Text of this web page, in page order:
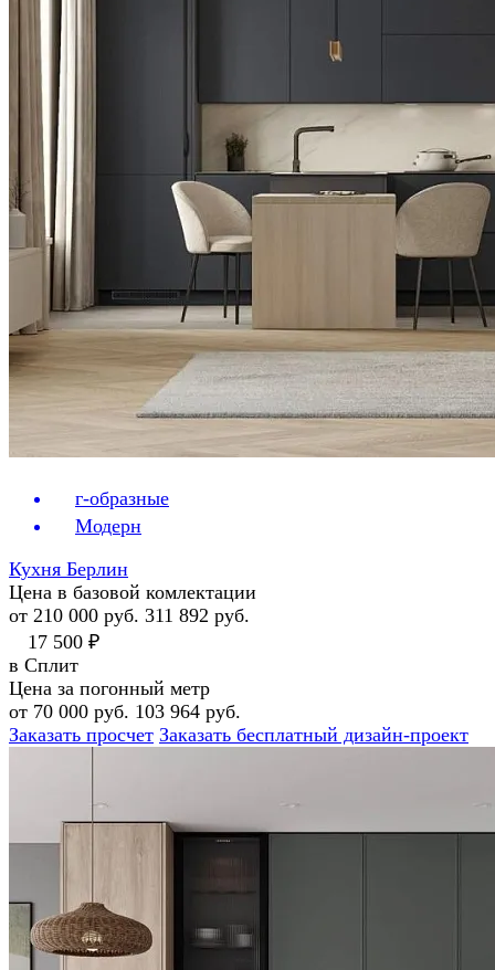
г-образные
Модерн
Кухня Берлин
Цена в базовой комлектации
от 210 000 руб. 311 892 руб.
17 500 ₽
в Сплит
Цена за погонный метр
от 70 000 руб. 103 964 руб.
Заказать просчет Заказать бесплатный дизайн-проект